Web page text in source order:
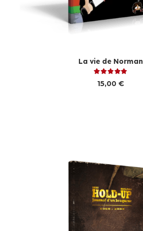
La vie de Norman
15,00 €